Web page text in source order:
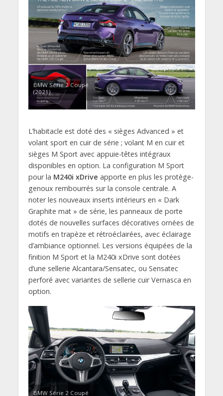
BMW Série 2 Coupé
(2021)
L’habitacle est doté des « sièges Advanced » et
volant sport en cuir de série ; volant M en cuir et
sièges M Sport avec appuie-têtes intégraux
disponibles en option. La configuration M Sport
pour la M240i xDrive apporte en plus les protège-
genoux rembourrés sur la console centrale. A
noter les nouveaux inserts intérieurs en « Dark
Graphite mat » de série, les panneaux de porte
dotés de nouvelles surfaces décoratives ornées de
motifs en trapèze et rétroéclairées, avec éclairage
d’ambiance optionnel. Les versions équipées de la
finition M Sport et la M240i xDrive sont dotées
d’une sellerie Alcantara/Sensatec, ou Sensatec
perforé avec variantes de sellerie cuir Vernasca en
option.
BMW Série 2 Coupé